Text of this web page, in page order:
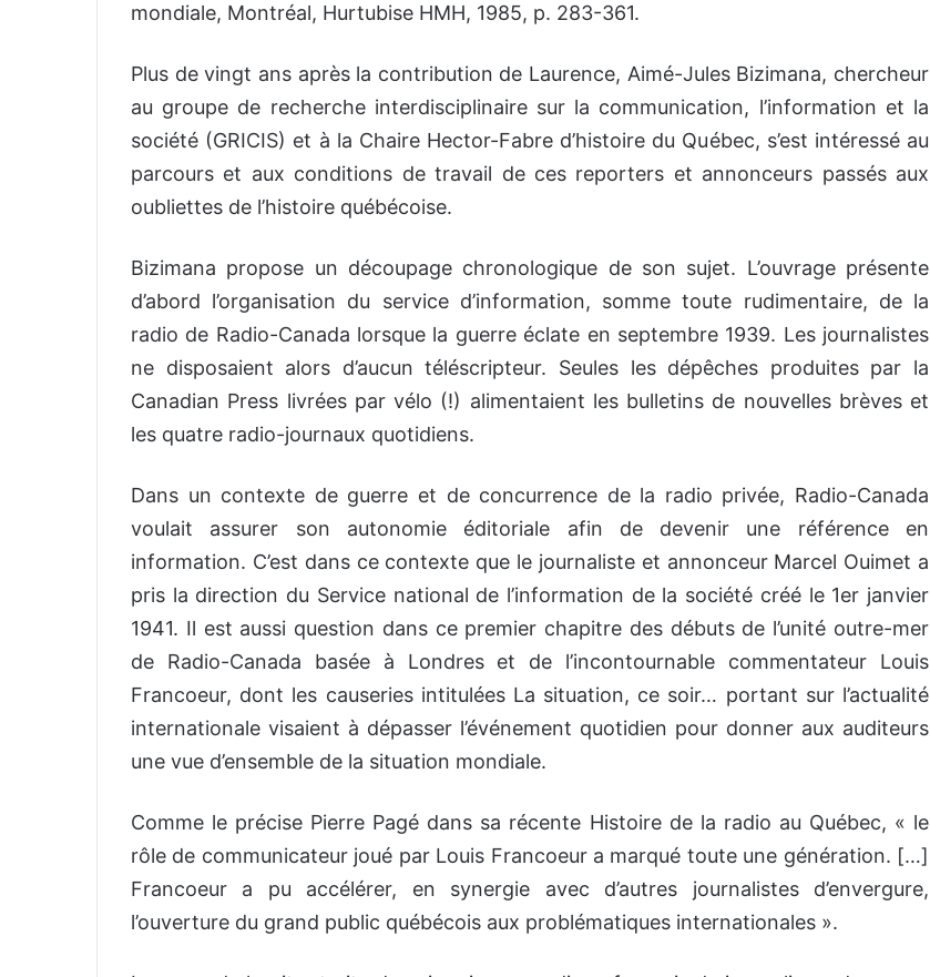
mondiale, Montréal, Hurtubise HMH, 1985, p. 283-361.
Plus de vingt ans après la contribution de Laurence, Aimé-Jules Bizimana, chercheur
au groupe de recherche interdisciplinaire sur la communication, l’information et la
société (GRICIS) et à la Chaire Hector-Fabre d’histoire du Québec, s’est intéressé au
parcours et aux conditions de travail de ces reporters et annonceurs passés aux
oubliettes de l’histoire québécoise.
Bizimana propose un découpage chronologique de son sujet. L’ouvrage présente
d’abord l’organisation du service d’information, somme toute rudimentaire, de la
radio de Radio-Canada lorsque la guerre éclate en septembre 1939. Les journalistes
ne disposaient alors d’aucun téléscripteur. Seules les dépêches produites par la
Canadian Press livrées par vélo (!) alimentaient les bulletins de nouvelles brèves et
les quatre radio-journaux quotidiens.
Dans un contexte de guerre et de concurrence de la radio privée, Radio-Canada
voulait assurer son autonomie éditoriale afin de devenir une référence en
information. C’est dans ce contexte que le journaliste et annonceur Marcel Ouimet a
pris la direction du Service national de l’information de la société créé le 1er janvier
1941. Il est aussi question dans ce premier chapitre des débuts de l’unité outre-mer
de Radio-Canada basée à Londres et de l’incontournable commentateur Louis
Francoeur, dont les causeries intitulées La situation, ce soir… portant sur l’actualité
internationale visaient à dépasser l’événement quotidien pour donner aux auditeurs
une vue d’ensemble de la situation mondiale.
Comme le précise Pierre Pagé dans sa récente Histoire de la radio au Québec, « le
rôle de communicateur joué par Louis Francoeur a marqué toute une génération. […]
Francoeur a pu accélérer, en synergie avec d’autres journalistes d’envergure,
l’ouverture du grand public québécois aux problématiques internationales ».